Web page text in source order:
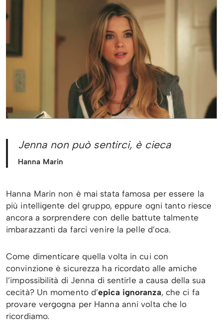
Jenna non può sentirci, è cieca
Hanna Marin
Hanna Marin non è mai stata famosa per essere la
più intelligente del gruppo, eppure ogni tanto riesce
ancora a sorprendere con delle battute talmente
imbarazzanti da farci venire la pelle d’oca.
Come dimenticare quella volta in cui con
convinzione è sicurezza ha ricordato alle amiche
l’impossibilità di Jenna di sentirle a causa della sua
cecità? Un momento d’epica ignoranza, che ci fa
provare vergogna per Hanna anni volta che lo
ricordiamo.